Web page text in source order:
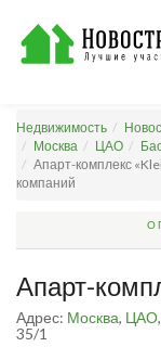
Недвижимость
Москва
ЦАО
Апарт-комплекс
компаний
О
Апарт-
Адрес: Москва, ЦАО,
35/1